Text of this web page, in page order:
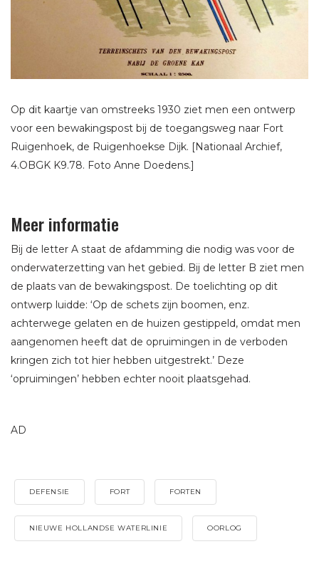
Op dit kaartje van omstreeks 1930 ziet men een ontwerp
voor een bewakingspost bij de toegangsweg naar Fort
Ruigenhoek, de Ruigenhoekse Dijk. [Nationaal Archief,
4.OBGK K9.78. Foto Anne Doedens.]
Meer informatie
Bij de letter A staat de afdamming die nodig was voor de
onderwaterzetting van het gebied. Bij de letter B ziet men
de plaats van de bewakingspost. De toelichting op dit
ontwerp luidde: ‘Op de schets zijn boomen, enz.
achterwege gelaten en de huizen gestippeld, omdat men
aangenomen heeft dat de opruimingen in de verboden
kringen zich tot hier hebben uitgestrekt.’ Deze
‘opruimingen’ hebben echter nooit plaatsgehad.
AD
DEFENSIE FORT FORTEN
NIEUWE HOLLANDSE WATERLINIE OORLOG